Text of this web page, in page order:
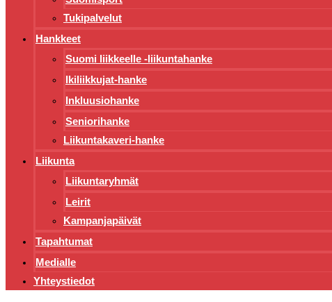
Tukipalvelut
Hankkeet
Suomi liikkeelle -liikuntahanke
Ikiliikkujat-hanke
Inkluusiohanke
Seniorihanke
Liikuntakaveri-hanke
Liikunta
Liikuntaryhmät
Leirit
Kampanjapäivät
Tapahtumat
Medialle
Yhteystiedot